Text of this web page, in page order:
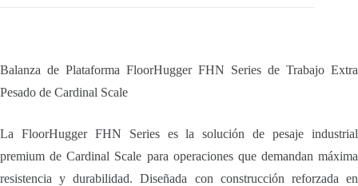
Balanza de Plataforma FloorHugger FHN Series de Trabajo Extra
Pesado de Cardinal Scale
La FloorHugger FHN Series es la solución de pesaje industrial
premium de Cardinal Scale para operaciones que demandan máxima
resistencia y durabilidad. Diseñada con construcción reforzada en